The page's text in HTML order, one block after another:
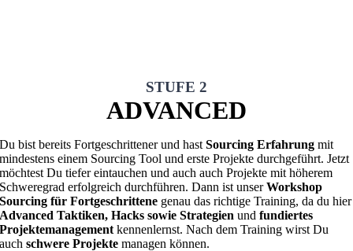
STUFE 2
ADVANCED
Du bist bereits Fortgeschrittener und hastSourcing Erfahrung mit
mindestens einem Sourcing Tool und erste Projekte durchgeführt. Jetzt
möchtest Du tiefer eintauchen und auch auch Projekte mit höherem
Schweregrad erfolgreich durchführen. Dann ist unserWorkshop
Sourcing für Fortgeschrittene genau das richtige Training, da du hier
Advanced Taktiken, Hacks sowie Strategien undfundiertes
Projektemanagement kennenlernst. Nach dem Training wirst Du
auchschwere Projekte managen können.